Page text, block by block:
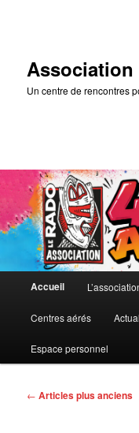
Association
Un centre de rencontres
Aller
au
contenu
principal
Aller
au
contenu
secondaire
Accueil
Centres aérés
Espace personnel
Navigation
← Articles plus anciens